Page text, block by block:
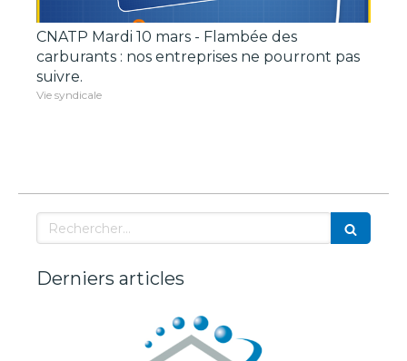
CNATP Mardi 10 mars - Flambée des
carburants : nos entreprises ne pourront pas
suivre.
Vie syndicale
Rechercher
Derniers articles